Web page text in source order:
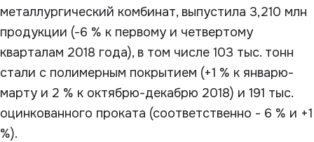
металлургический комбинат, выпустила 3,210 млн
продукции (-6 % к первому и четвертому
кварталам 2018 года), в том числе 103 тыс. тонн
стали с полимерным покрытием (+1 % к январю-
марту и 2 % к октябрю-декабрю 2018) и 191 тыс.
оцинкованного проката (соответственно - 6 % и +1
%).